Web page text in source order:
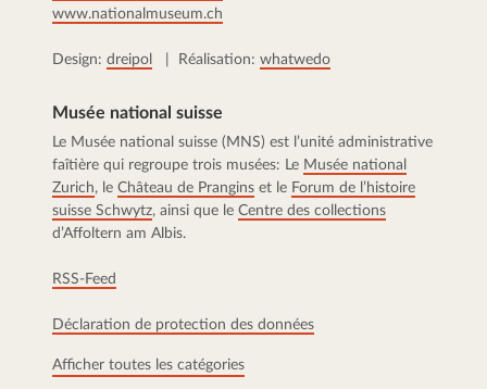
www.nationalmuseum.ch
Design: dreipol | Réalisation: whatwedo
Musée national suisse
Le Musée national suisse (MNS) est l’unité administrative
faîtière qui regroupe trois musées: Le Musée national
Zurich, le Château de Prangins et le Forum de l’histoire
suisse Schwytz, ainsi que le Centre des collections
d’Affoltern am Albis.
RSS-Feed
Déclaration de protection des données
Afficher toutes les catégories